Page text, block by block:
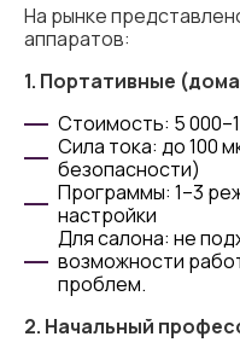
На рынке
аппаратов:
1. Портативные
Стоимость: 5
Сила тока: до 100
безопасности)
Программы: 1–3
настройки
Для салона: не
возможности
проблем.
2. Начальный